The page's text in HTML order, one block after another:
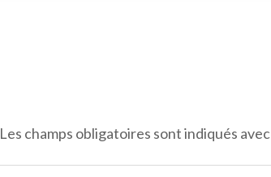
Les champs obligatoires sont indiqués avec